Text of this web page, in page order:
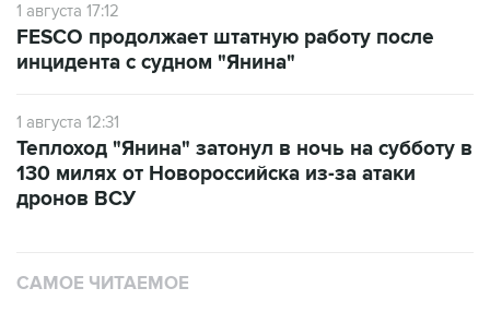
1 августа 17:12
FESCO продолжает штатную работу после
инцидента с судном "Янина"
1 августа 12:31
Теплоход "Янина" затонул в ночь на субботу в
130 милях от Новороссийска из-за атаки
дронов ВСУ
САМОЕ ЧИТАЕМОЕ